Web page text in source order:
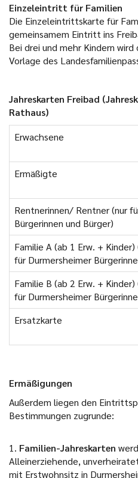
Einzeleintritt für Familien
Die Einzeleintrittskarte für
gemeinsamem Eintritt ins
Bei drei und mehr Kindern
Vorlage des
Jahreskarten Freibad
Rathaus)
Erwachsene
Ermäßigte
Rentnerinnen/ Rentner (nur
Bürgerinnen und Bürger)
Familie A (ab 1 Erw. +
für Durmersheimer
Familie B (ab 2 Erw. +
für Durmersheimer
Ersatzkarte
Ermäßigungen
Außerdem liegen den
Bestimmungen zugrunde:
1. Familien-Jahreskarten
Alleinerziehende,
mit Erstwohnsitz in